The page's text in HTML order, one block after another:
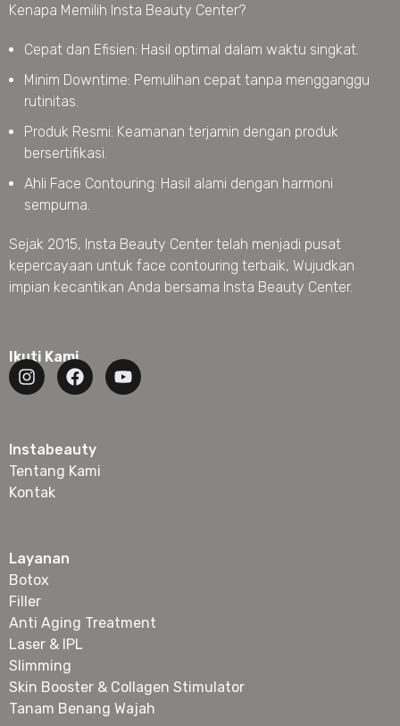
Kenapa Memilih Insta Beauty Center?
Cepat dan Efisien: Hasil optimal dalam waktu singkat.
Minim Downtime: Pemulihan cepat tanpa mengganggu
rutinitas.
Produk Resmi: Keamanan terjamin dengan produk
bersertifikasi.
Ahli Face Contouring: Hasil alami dengan harmoni
sempurna.
Sejak 2015, Insta Beauty Center telah menjadi pusat
kepercayaan untuk face contouring terbaik, Wujudkan
impian kecantikan Anda bersama Insta Beauty Center.
Ikuti Kami
Instabeauty
Tentang Kami
Kontak
Layanan
Botox
Filler
Anti Aging Treatment
Laser & IPL
Slimming
Skin Booster & Collagen Stimulator
Tanam Benang Wajah